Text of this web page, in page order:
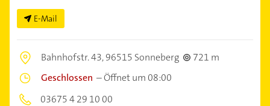
E-Mail
Bahnhofstr. 43,96515 Sonneberg
721 m
Geschlossen –Öffnet um 08:00
03675 4 29 10 00